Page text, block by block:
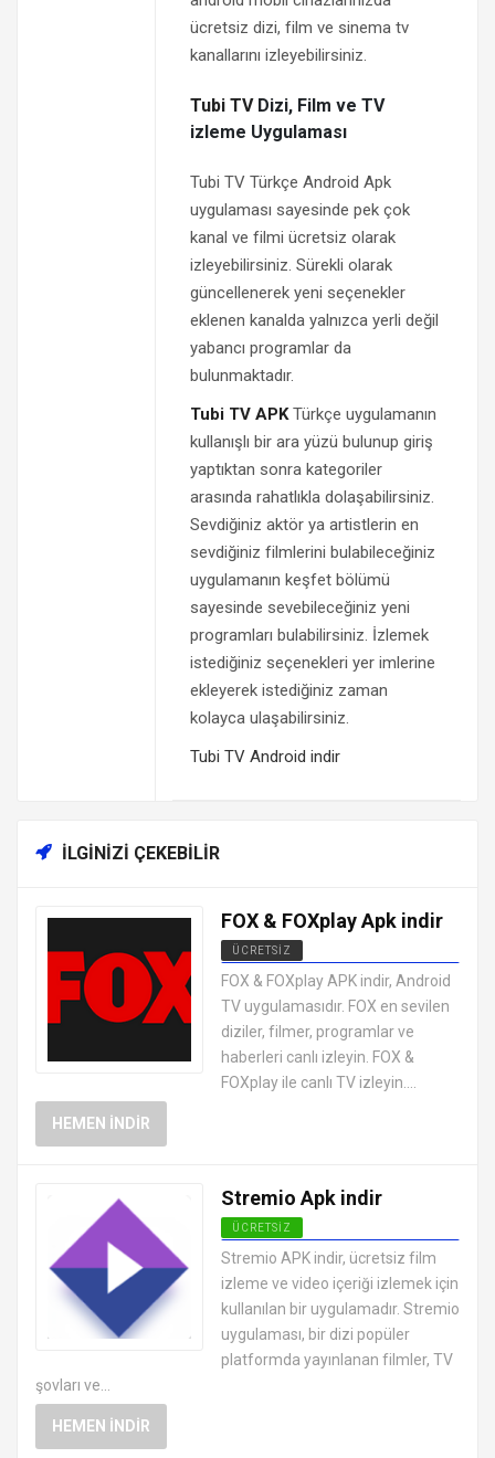
ücretsiz dizi, film ve sinema tv
kanallarını izleyebilirsiniz.
Tubi TVDizi, Film ve TV
izleme Uygulaması
Tubi TV Türkçe Android Apk
uygulaması sayesinde pek çok
kanal ve filmi ücretsiz olarak
izleyebilirsiniz. Sürekli olarak
güncellenerek yeni seçenekler
eklenen kanalda yalnızca yerli değil
yabancı programlar da
bulunmaktadır.
Tubi TV APKTürkçe uygulamanın
kullanışlı bir ara yüzü bulunup giriş
yaptıktan sonra kategoriler
arasında rahatlıkla dolaşabilirsiniz.
Sevdiğiniz aktör ya artistlerin en
sevdiğiniz filmlerini bulabileceğiniz
uygulamanın keşfet bölümü
sayesinde sevebileceğiniz yeni
programları bulabilirsiniz. İzlemek
istediğiniz seçenekleri yer imlerine
ekleyerek istediğiniz zaman
kolayca ulaşabilirsiniz.
Tubi TV Android indir
İLGINIZI ÇEKEBILIR
FOX & FOXplay Apk indir
ÜCRETSIZ
ANDROID CANLI TV MAÇ İZLEME
UYGULAMALARI APK
FOX & FOXplay APK indir, Android
TV uygulamasıdır. FOX en sevilen
diziler, filmer, programlar ve
haberleri canlı izleyin. FOX &
FOXplay ile canlı TV izleyin....
HEMEN İNDIR
Stremio Apk indir
ÜCRETSIZ
ANDROID CANLI TV MAÇ İZLEME
UYGULAMALARI APK
Stremio APK indir, ücretsiz film
izleme ve video içeriği izlemek için
kullanılan bir uygulamadır. Stremio
uygulaması, bir dizi popüler
platformda yayınlanan filmler, TV
şovları ve...
HEMEN İNDIR